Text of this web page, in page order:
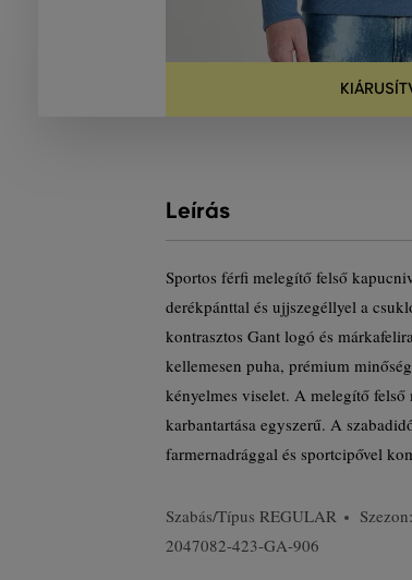
Leírás
Sportos férfi melegítő felső
derékpánttal és ujjszegéllyel a
kontrasztos Gant logó és
kellemesen puha, prémium
kényelmes viselet. A melegítő
karbantartása egyszerű. A
farmernadrággal és sportcipővel
Szabás/Típus REGULAR
2047082-423-GA-906